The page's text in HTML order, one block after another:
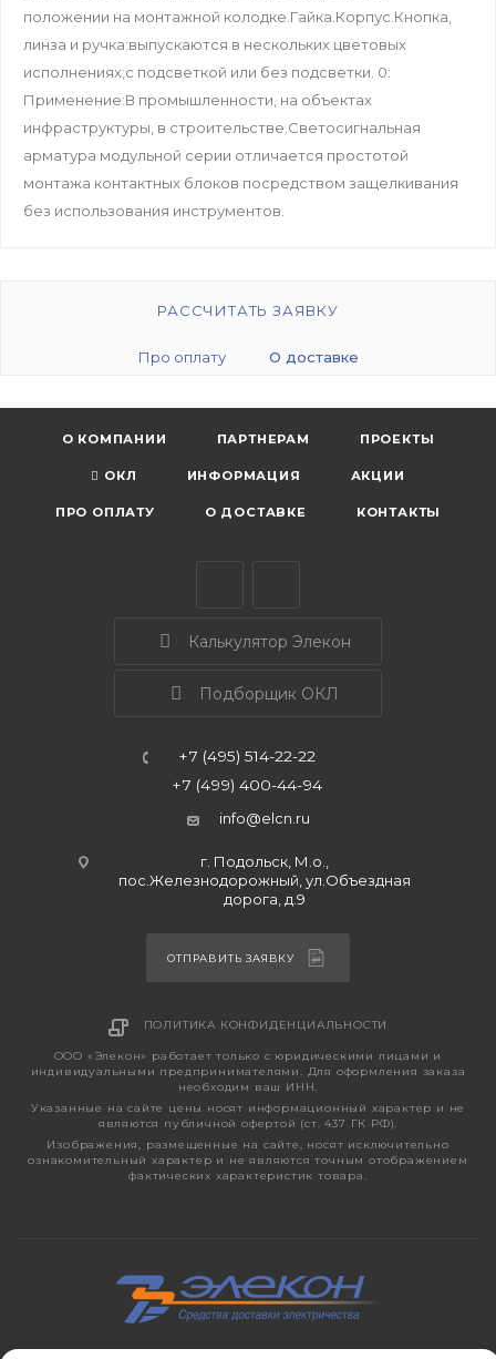
положении на монтажной колодке.Гайка.Корпус.Кнопка,
линза и ручка:выпускаются в нескольких цветовых
исполнениях;с подсветкой или без подсветки. 0:
Применение:В промышленности, на объектах
инфраструктуры, в строительстве.Светосигнальная
арматура модульной серии отличается простотой
монтажа контактных блоков посредством защелкивания
без использования инструментов.
РАССЧИТАТЬ ЗАЯВКУ
Про оплату О доставке
О КОМПАНИИ ПАРТНЕРАМ ПРОЕКТЫ
ОКЛ ИНФОРМАЦИЯ АКЦИИ
ПРО ОПЛАТУ О ДОСТАВКЕ КОНТАКТЫ
Калькулятор Элекон
Подборщик ОКЛ
+7 (495) 514-22-22
+7 (499) 400-44-94
info@elcn.ru
г. Подольск, М.о.,
пос.Железнодорожный, ул.Объездная
дорога, д.9
ОТПРАВИТЬ ЗАЯВКУ
ПОЛИТИКА КОНФИДЕНЦИАЛЬНОСТИ
ООО «Элекон» работает только с юридическими лицами и
индивидуальными предпринимателями. Для оформления заказа
необходим ваш ИНН.
Указанные на сайте цены носят информационный характер и не
являются публичной офертой (ст. 437 ГК РФ).
Изображения, размещенные на сайте, носят исключительно
ознакомительный характер и не являются точным отображением
фактических характеристик товара.